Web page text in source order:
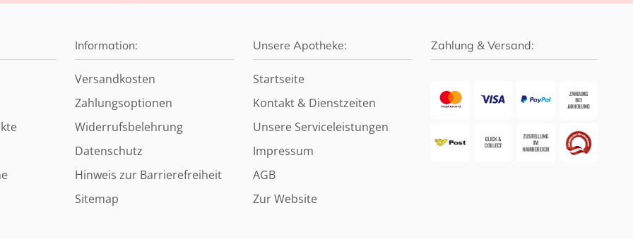
Information:
Versandkosten
Zahlungsoptionen
Widerrufsbelehrung
Datenschutz
Hinweis zur Barrierefreiheit
Sitemap
Unsere Apotheke:
Startseite
Kontakt & Dienstzeiten
Unsere Serviceleistungen
Impressum
AGB
Zur Website
Zahlung & Versand: